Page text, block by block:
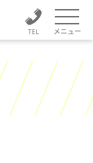
メニュー